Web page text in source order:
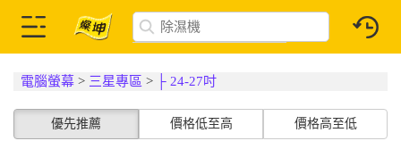
電腦螢幕 > 三星專區 > ├ 24-27吋
優先推薦 價格低至高 價格高至低